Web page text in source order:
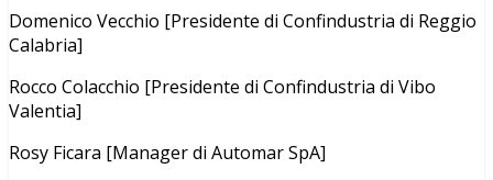
Domenico Vecchio [Presidente di Confindustria di Reggio
Calabria]
Rocco Colacchio [Presidente di Confindustria di Vibo
Valentia]
Rosy Ficara [Manager di Automar SpA]